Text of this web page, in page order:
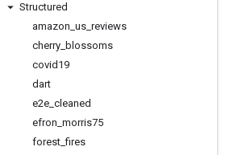
Structured
amazon us reviews
cherry blossoms
covid19
dart
e2e cleaned
efron morris75
forest _fires